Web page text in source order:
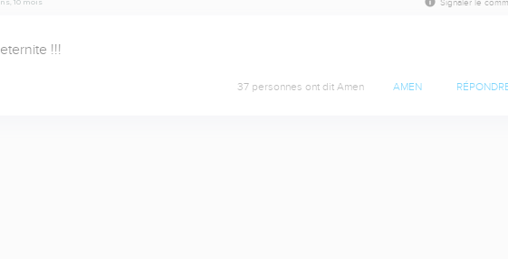
!!!
37 personnes ont dit Amen AMEN